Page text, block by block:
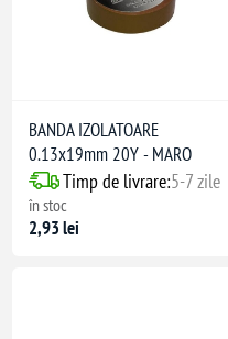
BANDA IZOLATOARE
0.13x19mm 20Y - MARO
Timp de livrare:5-7 zile
în stoc
2,93 lei